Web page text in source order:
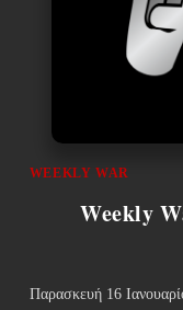
WEEKLY WAR
Weekly
Παρασκευή 16